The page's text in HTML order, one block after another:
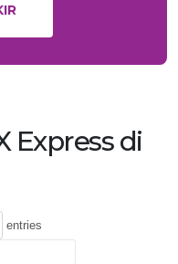
Express di
entries